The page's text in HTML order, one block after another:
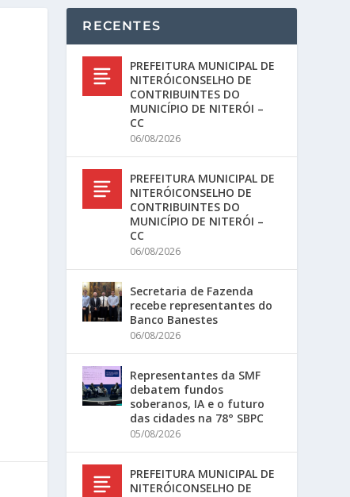
RECENTES
PREFEITURA MUNICIPAL DE
NITERÓICONSELHO DE
CONTRIBUINTES DO
MUNICÍPIO DE NITERÓI –
CC
06/08/2026
PREFEITURA MUNICIPAL DE
NITERÓICONSELHO DE
CONTRIBUINTES DO
MUNICÍPIO DE NITERÓI –
CC
06/08/2026
Secretaria de Fazenda
recebe representantes do
Banco Banestes
06/08/2026
Representantes da SMF
debatem fundos
soberanos, IA e o futuro
das cidades na 78° SBPC
05/08/2026
PREFEITURA MUNICIPAL DE
NITERÓICONSELHO DE